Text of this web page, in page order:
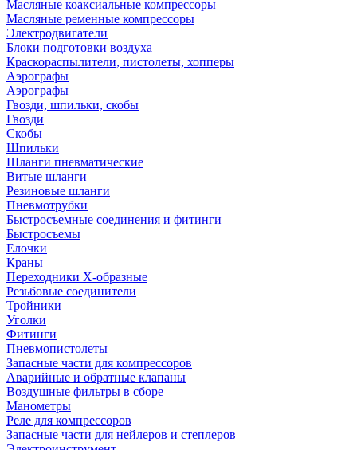
Масляные коаксиальные компрессоры
Масляные ременные компрессоры
Электродвигатели
Блоки подготовки воздуха
Краскораспылители, пистолеты, хопперы
Аэрографы
Аэрографы
Гвозди, шпильки, скобы
Гвозди
Скобы
Шпильки
Шланги пневматические
Витые шланги
Резиновые шланги
Пневмотрубки
Быстросъемные соединения и фитинги
Быстросъемы
Елочки
Краны
Переходники Х-образные
Резьбовые соединители
Тройники
Уголки
Фитинги
Пневмопистолеты
Запасные части для компрессоров
Аварийные и обратные клапаны
Воздушные фильтры в сборе
Манометры
Реле для компрессоров
Запасные части для нейлеров и степлеров